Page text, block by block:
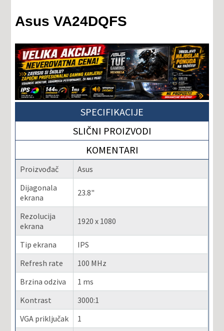
Asus VA24DQFS
SPECIFIKACIJE
SLIČNI PROIZVODI
KOMENTARI
Proizvođač
Asus
Dijagonala
ekrana
23.8"
Rezolucija
ekrana
1920 x 1080
Tip ekrana
IPS
Refresh rate
100 MHz
Brzina odziva
1 ms
Kontrast
3000:1
VGA priključak
1